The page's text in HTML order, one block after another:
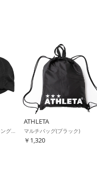
フラットバイザーコーチングキャップ(ブラック)
ATHLETA
マルチバッグ(ブラック)
￥1,320